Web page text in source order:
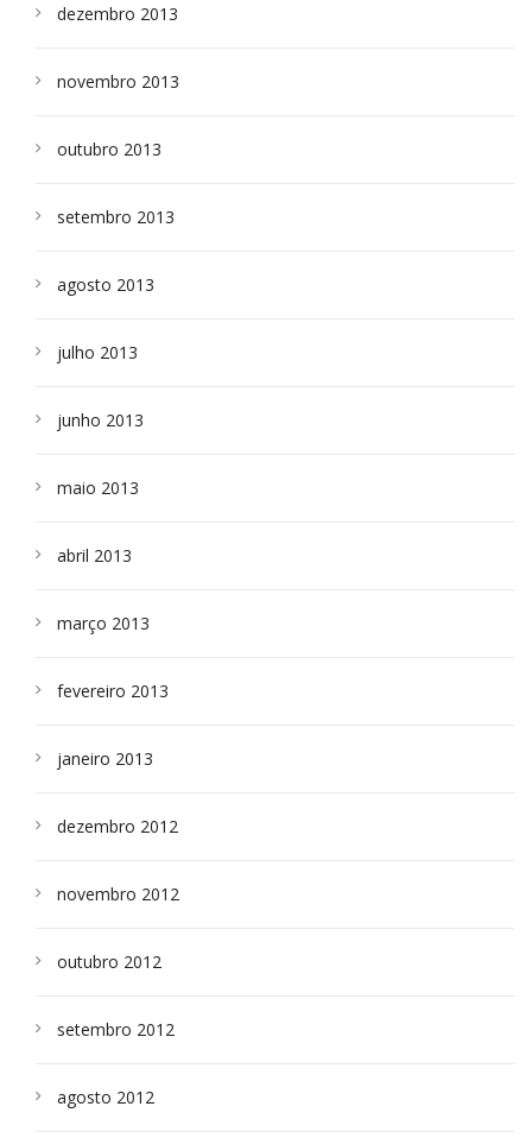
dezembro 2013
novembro 2013
outubro 2013
setembro 2013
agosto 2013
julho 2013
junho 2013
maio 2013
abril 2013
março 2013
fevereiro 2013
janeiro 2013
dezembro 2012
novembro 2012
outubro 2012
setembro 2012
agosto 2012